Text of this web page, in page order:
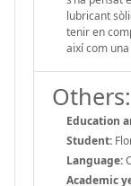
lubricant
tenir en
així com
Others:
Education
Student:
Language:
Academic